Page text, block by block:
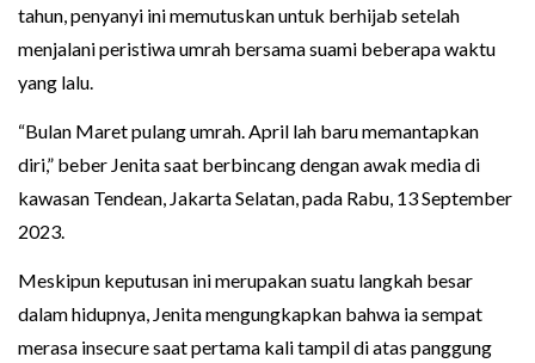
tahun, penyanyi ini memutuskan untuk berhijab setelah
menjalani peristiwa umrah bersama suami beberapa waktu
yang lalu.
“Bulan Maret pulang umrah. April lah baru memantapkan
diri,” beber Jenita saat berbincang dengan awak media di
kawasan Tendean, Jakarta Selatan, pada Rabu, 13 September
2023.
Meskipun keputusan ini merupakan suatu langkah besar
dalam hidupnya, Jenita mengungkapkan bahwa ia sempat
merasa insecure saat pertama kali tampil di atas panggung